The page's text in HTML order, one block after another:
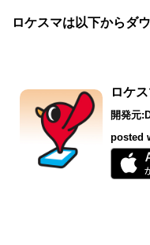
ロケスマは以下からダ
ロケ
開発元:
posted